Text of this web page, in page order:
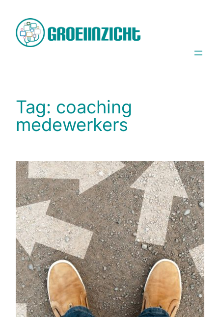
naar
inhoud
Tag: coaching
medewerkers